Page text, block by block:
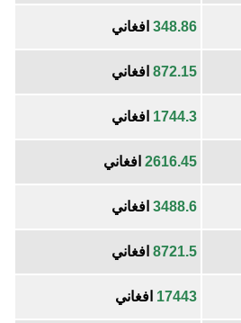
348.86 افغاني
872.15 افغاني
1744.3 افغاني
2616.45 افغاني
3488.6 افغاني
8721.5 افغاني
17443 افغاني